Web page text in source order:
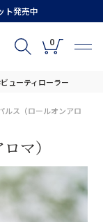
ト発売中
0
ューティローラー
ルス（ロールオンアロ
マ）